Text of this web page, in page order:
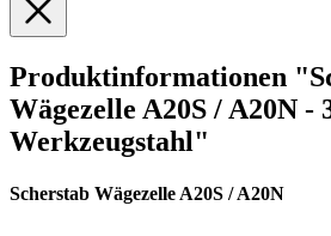
Produktinformationen
Wägezelle A20S / A20N -
Werkzeugstahl"
Scherstab Wägezelle A20S / A20N